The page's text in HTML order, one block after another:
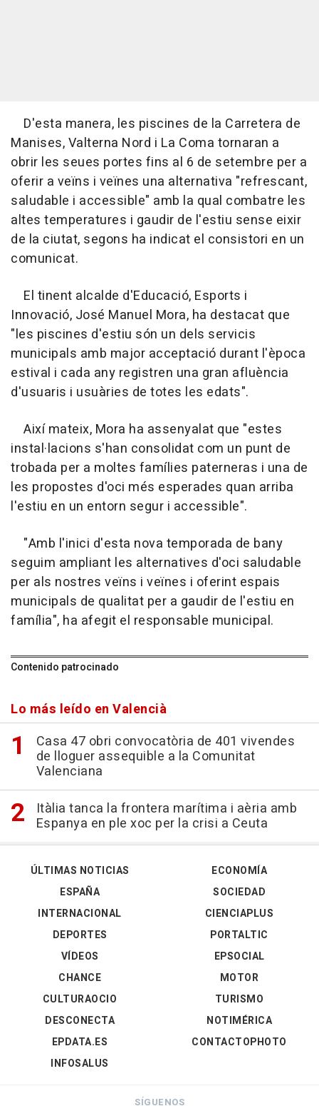
D'esta manera, les piscines de la Carretera de
Manises, Valterna Nord i La Coma tornaran a
obrir les seues portes fins al 6 de setembre per a
oferir a veïns i veïnes una alternativa "refrescant,
saludable i accessible" amb la qual combatre les
altes temperatures i gaudir de l'estiu sense eixir
de la ciutat, segons ha indicat el consistori en un
comunicat.
El tinent alcalde d'Educació, Esports i
Innovació, José Manuel Mora, ha destacat que
"les piscines d'estiu són un dels servicis
municipals amb major acceptació durant l'època
estival i cada any registren una gran afluència
d'usuaris i usuàries de totes les edats".
Així mateix, Mora ha assenyalat que "estes
instal·lacions s'han consolidat com un punt de
trobada per a moltes famílies paterneras i una de
les propostes d'oci més esperades quan arriba
l'estiu en un entorn segur i accessible".
"Amb l'inici d'esta nova temporada de bany
seguim ampliant les alternatives d'oci saludable
per als nostres veïns i veïnes i oferint espais
municipals de qualitat per a gaudir de l'estiu en
família", ha afegit el responsable municipal.
Contenido patrocinado
Lo más leído en Valencià
Casa 47 obri convocatòria de 401 vivendes
de lloguer assequible a la Comunitat
Valenciana
Itàlia tanca la frontera marítima i aèria amb
Espanya en ple xoc per la crisi a Ceuta
ÚLTIMAS NOTICIAS
ESPAÑA
INTERNACIONAL
DEPORTES
VÍDEOS
ECONOMÍA
SOCIEDAD
CIENCIAPLUS
PORTALTIC
EPSOCIAL
CHANCE
CULTURAOCIO
DESCONECTA
EPDATA.ES
INFOSALUS
MOTOR
TURISMO
NOTIMÉRICA
CONTACTOPHOTO
SÍGUENOS